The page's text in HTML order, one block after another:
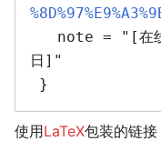
日]"
使用LaTeX包装的链